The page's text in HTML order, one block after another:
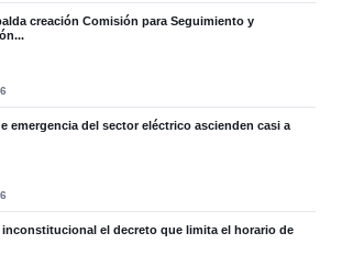
creación Comisión para Seguimiento y
emergencia del sector eléctrico ascienden casi a
inconstitucional el decreto que limita el horario de